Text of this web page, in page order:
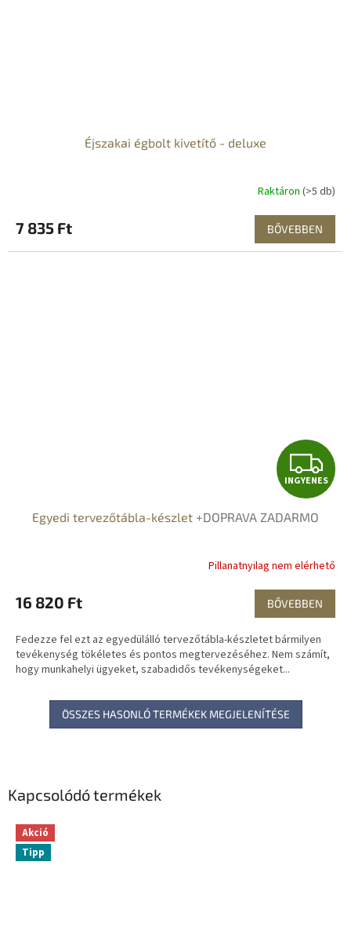
Kapcsolódó termékek
Akció
Tipp
Éjszakai égbolt kivetítő - deluxe
Raktáron (>5 db)
7 835 Ft BŐVEBBEN
I
N
Y
E
N
E
INGYENES
Egyedi tervezőtábla-készlet +DOPRAVA ZADARMO
Pillanatnyilag nem elérhető
16 820 Ft BŐVEBBEN
Fedezze fel ezt az egyedülálló tervezőtábla-készletet bármilyen
tevékenység tökéletes és pontos megtervezéséhez. Nem számít,
hogy munkahelyi ügyeket, szabadidős tevékenységeket...
ÖSSZES HASONLÓ TERMÉKEK MEGJELENÍTÉSE